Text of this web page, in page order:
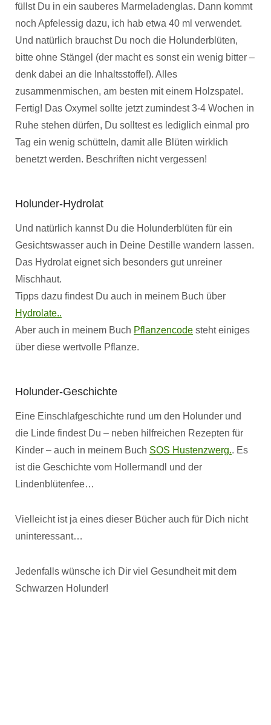
füllst Du in ein sauberes Marmeladenglas. Dann kommt
noch Apfelessig dazu, ich hab etwa 40 ml verwendet.
Und natürlich brauchst Du noch die Holunderblüten,
bitte ohne Stängel (der macht es sonst ein wenig bitter –
denk dabei an die Inhaltsstoffe!). Alles
zusammenmischen, am besten mit einem Holzspatel.
Fertig! Das Oxymel sollte jetzt zumindest 3-4 Wochen in
Ruhe stehen dürfen, Du solltest es lediglich einmal pro
Tag ein wenig schütteln, damit alle Blüten wirklich
benetzt werden. Beschriften nicht vergessen!
Holunder-Hydrolat
Und natürlich kannst Du die Holunderblüten für ein
Gesichtswasser auch in Deine Destille wandern lassen.
Das Hydrolat eignet sich besonders gut unreiner
Mischhaut.
Tipps dazu findest Du auch in meinem Buch über
Hydrolate..
Aber auch in meinem Buch Pflanzencode steht einiges
über diese wertvolle Pflanze.
Holunder-Geschichte
Eine Einschlafgeschichte rund um den Holunder und
die Linde findest Du – neben hilfreichen Rezepten für
Kinder – auch in meinem Buch SOS Hustenzwerg.. Es
ist die Geschichte vom Hollermandl und der
Lindenblütenfee…
Vielleicht ist ja eines dieser Bücher auch für Dich nicht
uninteressant…
Jedenfalls wünsche ich Dir viel Gesundheit mit dem
Schwarzen Holunder!